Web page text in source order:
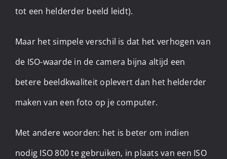
tot een helderder beeld leidt).
Maar het simpele verschil is dat het verhogen van
de ISO-waarde in de camera bijna altijd een
betere beeldkwaliteit oplevert dan het helderder
maken van een foto op je computer.
Met andere woorden: het is beter om indien
nodig ISO 800 te gebruiken, in plaats van een ISO